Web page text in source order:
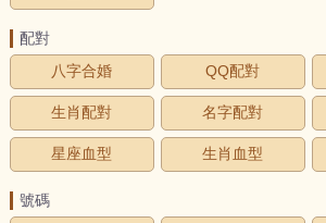
配對
八字合婚
QQ配對
生肖配對 名字配對
星座血型 生肖血型
號碼